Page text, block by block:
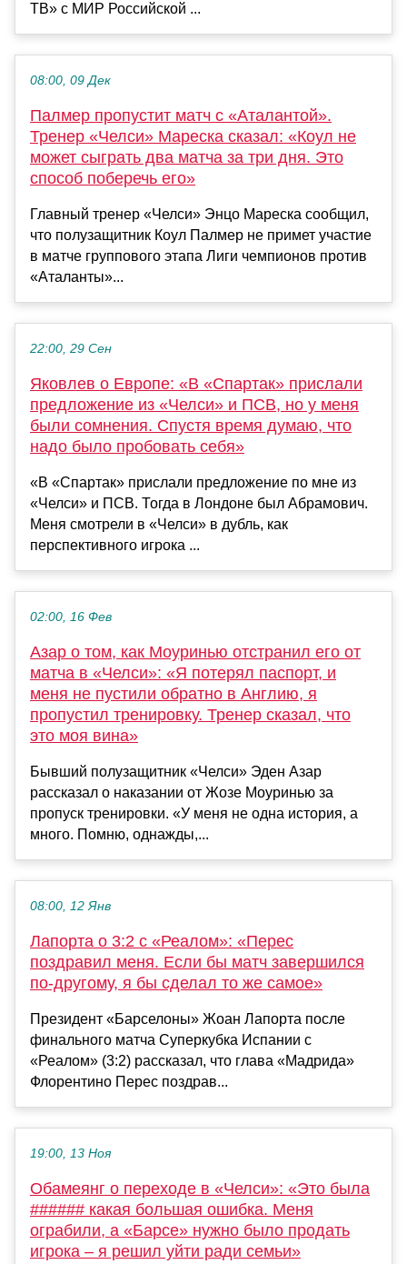
ТВ» с МИР Российской ...
08:00, 09 Дек
Палмер пропустит матч с «Аталантой».
Тренер «Челси» Мареска сказал: «Коул не
может сыграть два матча за три дня. Это
способ поберечь его»
Главный тренер «Челси» Энцо Мареска сообщил,
что полузащитник Коул Палмер не примет участие
в матче группового этапа Лиги чемпионов против
«Аталанты»...
22:00, 29 Сен
Яковлев о Европе: «В «Спартак» прислали
предложение из «Челси» и ПСВ, но у меня
были сомнения. Спустя время думаю, что
надо было пробовать себя»
«В «Спартак» прислали предложение по мне из
«Челси» и ПСВ. Тогда в Лондоне был Абрамович.
Меня смотрели в «Челси» в дубль, как
перспективного игрока ...
02:00, 16 Фев
Азар о том, как Моуринью отстранил его от
матча в «Челси»: «Я потерял паспорт, и
меня не пустили обратно в Англию, я
пропустил тренировку. Тренер сказал, что
это моя вина»
Бывший полузащитник «Челси» Эден Азар
рассказал о наказании от Жозе Моуринью за
пропуск тренировки. «У меня не одна история, а
много. Помню, однажды,...
08:00, 12 Янв
Лапорта о 3:2 с «Реалом»: «Перес
поздравил меня. Если бы матч завершился
по-другому, я бы сделал то же самое»
Президент «Барселоны» Жоан Лапорта после
финального матча Суперкубка Испании с
«Реалом» (3:2) рассказал, что глава «Мадрида»
Флорентино Перес поздрав...
19:00, 13 Ноя
Обамеянг о переходе в «Челси»: «Это была
###### какая большая ошибка. Меня
ограбили, а «Барсе» нужно было продать
игрока – я решил уйти ради семьи»